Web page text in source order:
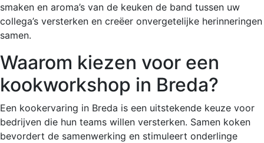
smaken en aroma’s van de keuken de band tussen uw
collega’s versterken en creëer onvergetelijke herinneringen
samen.
Waarom kiezen voor een
kookworkshop in Breda?
Een kookervaring in Breda is een uitstekende keuze voor
bedrijven die hun teams willen versterken. Samen koken
bevordert de samenwerking en stimuleert onderlinge